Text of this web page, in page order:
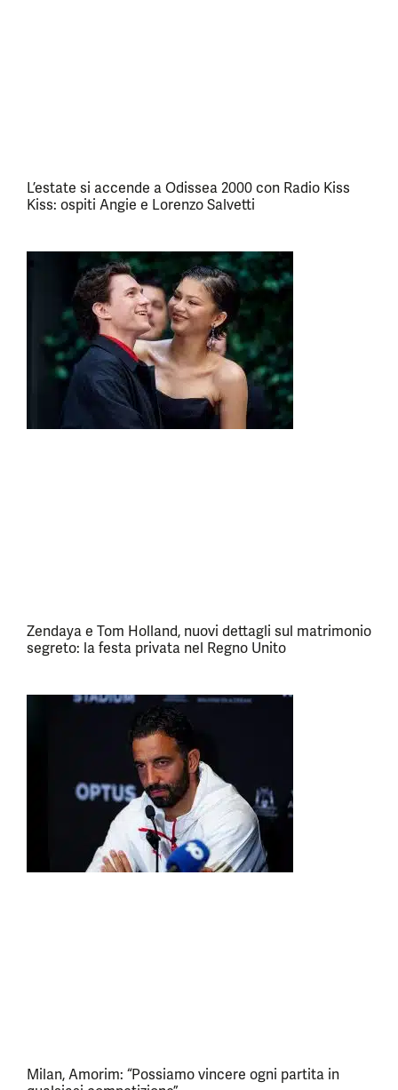
L’estate si accende a Odissea 2000 con Radio Kiss
Kiss: ospiti Angie e Lorenzo Salvetti
Zendaya e Tom Holland, nuovi dettagli sul matrimonio
segreto: la festa privata nel Regno Unito
Milan, Amorim: “Possiamo vincere ogni partita in